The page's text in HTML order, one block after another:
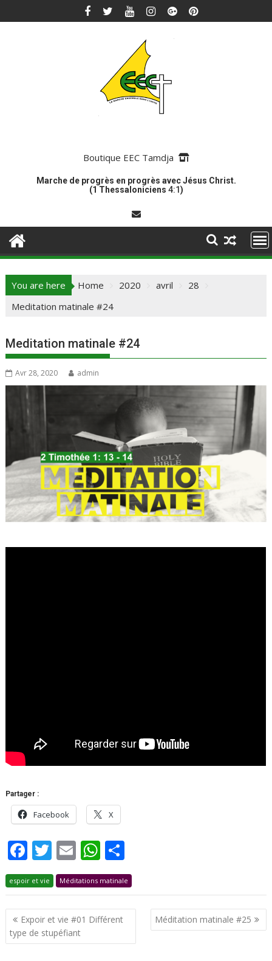
to
Boutique EEC Tamdja
Marche de progrès en progrès avec Jésus Christ.
(1 Thessaloniciens 4:1)
You are here Home 2020 avril
28
Meditation matinale #24
Meditation matinale #24
Avr 28, 2020 admin
Partager :
Facebook X
F
ac
e
b
o
o
T
w
itt
er
E
m
ai
l
W
h
at
s
A
p
ar
ta
g
espoir et vie Méditations matinale
Navigation
de
l’article
Expoir et vie #01 Différent
type de stupéfiant
Méditation matinale #25